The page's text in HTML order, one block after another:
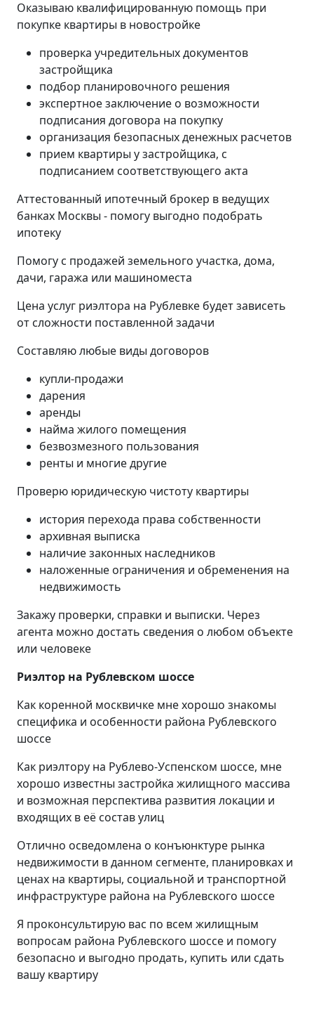
Оказываю квалифицированную помощь при
покупке квартиры в новостройке
проверка учредительных документов
застройщика
подбор планировочного решения
экспертное заключение о возможности
подписания договора на покупку
организация безопасных денежных расчетов
прием квартиры у застройщика, с
подписанием соответствующего акта
Аттестованный ипотечный брокер в ведущих
банках Москвы - помогу выгодно подобрать
ипотеку
Помогу с продажей земельного участка, дома,
дачи, гаража или машиноместа
Цена услуг риэлтора на Рублевке будет зависеть
от сложности поставленной задачи
Составляю любые виды договоров
купли-продажи
дарения
аренды
найма жилого помещения
безвозмезного пользования
ренты и многие другие
Проверю юридическую чистоту квартиры
история перехода права собственности
архивная выписка
наличие законных наследников
наложенные ограничения и обременения на
недвижимость
Закажу проверки, справки и выписки. Через
агента можно достать сведения о любом объекте
или человеке
Риэлтор на Рублевском шоссе
Как коренной москвичке мне хорошо знакомы
специфика и особенности района Рублевского
шоссе
Как риэлтору на Рублево-Успенском шоссе, мне
хорошо известны застройка жилищного массива
и возможная перспектива развития локации и
входящих в её состав улиц
Отлично осведомлена о конъюнктуре рынка
недвижимости в данном сегменте, планировках и
ценах на квартиры, социальной и транспортной
инфраструктуре района на Рублевского шоссе
Я проконсультирую вас по всем жилищным
вопросам района Рублевского шоссе и помогу
безопасно и выгодно продать, купить или сдать
вашу квартиру